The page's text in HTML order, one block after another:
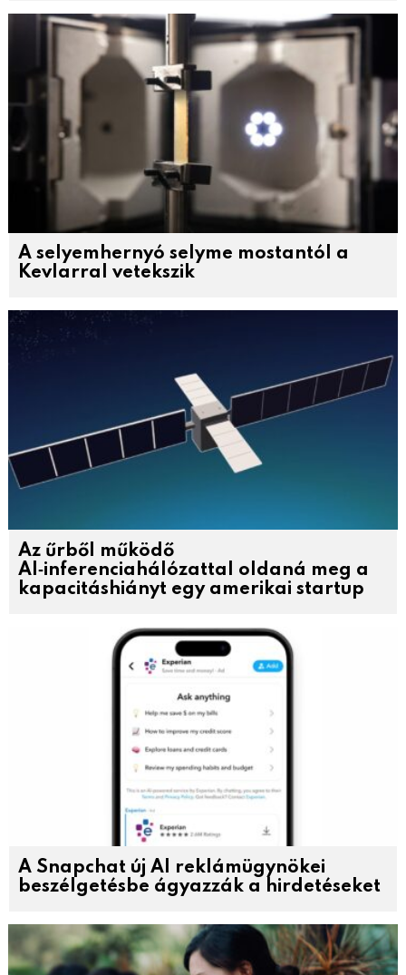
A selyemhernyó selyme mostantól a
Kevlarral vetekszik
Az űrből működő
AI‑inferenciahálózattal oldaná meg a
kapacitáshiányt egy amerikai startup
A Snapchat új AI reklámügynökei
beszélgetésbe ágyazzák a hirdetéseket